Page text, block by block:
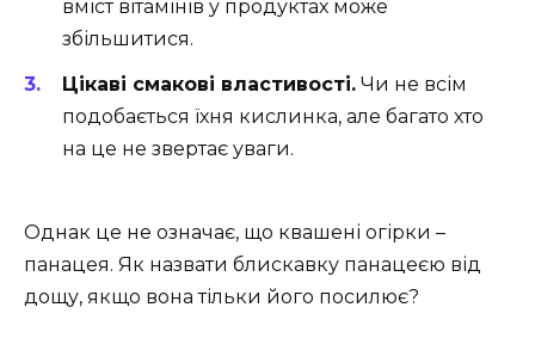
вміст вітамінів у продуктах може
збільшитися.
Цікаві смакові властивості. Чи не всім
подобається їхня кислинка, але багато хто
на це не звертає уваги.
Однак це не означає, що квашені огірки –
панацея. Як назвати блискавку панацеєю від
дощу, якщо вона тільки його посилює?